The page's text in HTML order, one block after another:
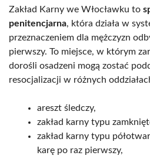
Zakład Karny we Włocławku to
penitencjarna, która działa w
przeznaczeniem dla mężczyzn
pierwszy. To miejsce, w którym
dorośli osadzeni mogą zostać
resocjalizacji w różnych
areszt śledczy,
zakład karny typu
zakład karny typu
karę po raz pierwszy,